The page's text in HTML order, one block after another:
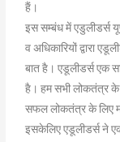
हैं।
इस सम्बंध में एडुलीडर्स
व अधिकारियों द्वारा
बात है। एडूलीडर्स एक
है। हम सभी लोकतंत्र के
सफल लोकतंत्र के लिए
इसकेलिए एडूलीडर्स ने